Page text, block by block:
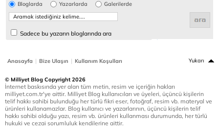
Bloglarda Yazarlarda Galerilerde
Sadece bu yazarın bloglarında ara
Anasayfa | Bize Ulaşın | Kullanım Koşulları Yukarı
© Milliyet Blog Copyright 2026
İnternet baskısında yer alan tüm metin, resim ve içeriğin hakları
milliyet.com.tr'ye aittir. Milliyet Blog kullanıcıları ve üyeleri, üçüncü kişilerin
telif hakkı sahibi bulunduğu her türlü fikri eser, fotoğraf, resim vb. materyal ve
ürünleri kullanamazlar. Blog kullanıcı ve yazarlarının, üçüncü kişilerin telif
hakkı sahibi olduğu yazı, resim vb. ürünleri kullanması durumunda, her türlü
hukuki ve cezai sorumluluk kendilerine aittir.